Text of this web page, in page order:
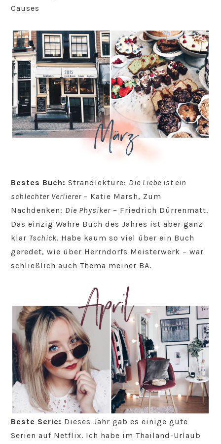
Causes
Bestes Buch:Strandlektüre: Die Liebe ist ein
schlechter Verlierer – Katie Marsh, Zum
Nachdenken: Die Physiker – Friedrich Dürrenmatt.
Das einzig Wahre Buch des Jahres ist aber ganz
klar Tschick. Habe kaum so viel über ein Buch
geredet, wie über Herrndorfs Meisterwerk – war
schließlich auch Thema meiner BA.
Beste Serie: Dieses Jahr gab es einige gute
Serien auf Netflix. Ich habe im Thailand-Urlaub